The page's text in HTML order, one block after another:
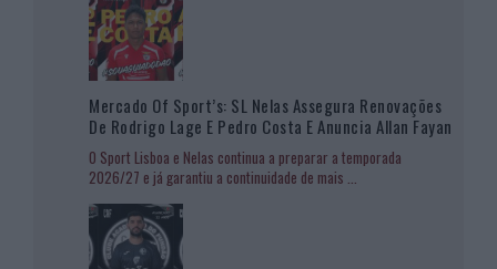
Mercado Of Sport’s: SL Nelas Assegura Renovações
De Rodrigo Lage E Pedro Costa E Anuncia Allan Fayan
O Sport Lisboa e Nelas continua a preparar a temporada
2026/27 e já garantiu a continuidade de mais